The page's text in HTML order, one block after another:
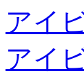
アイ
アイ